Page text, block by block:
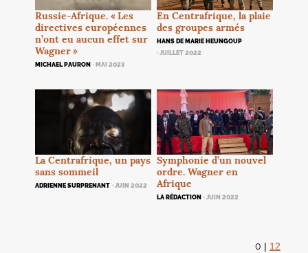
Russie-Afrique. «Les
directives européennes
n’ont eu aucun effet sur
Wagner»
MICHAEL PAURON · MAI 2023
En Centrafrique, la plaie
des groupes armés
HANS DE MARIE HEUNGOUP
· JUILLET 2022
La Centrafrique, un pays
sans sommeil
ADRIENNE SURPRENANT · JUIN 2022
Symphonie d’un nouvel
ordre. Wagner en
Afrique
LA RÉDACTION · JUIN 2022
0 12